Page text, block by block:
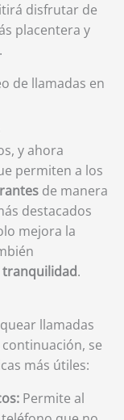
disfrutar de
placentera y
de llamadas en
y ahora
permiten a los
de manera
destacados
mejora la
tranquilidad.
llamadas
continuación, se
más útiles:
Permite al